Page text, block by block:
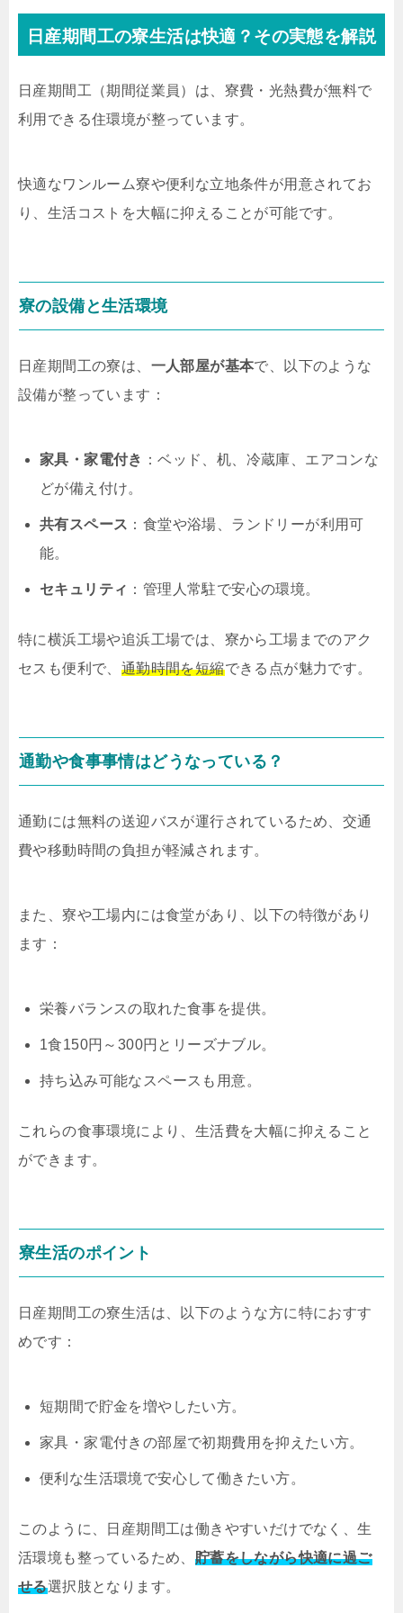
日産期間工の寮生活は快適？その実態を解説
日産期間工（期間従業員）は、寮費・光熱費が無料で
利用できる住環境が整っています。
快適なワンルーム寮や便利な立地条件が用意されてお
り、生活コストを大幅に抑えることが可能です。
寮の設備と生活環境
日産期間工の寮は、 一人部屋が基本で、以下のような
設備が整っています：
家具・家電付き ：ベッド、机、冷蔵庫、エアコンな
どが備え付け。
共有スペース ：食堂や浴場、ランドリーが利用可
能。
セキュリティ ：管理人常駐で安心の環境。
特に横浜工場や追浜工場では、寮から工場までのアク
セスも便利で、 通勤時間を短縮できる点が魅力です。
通勤や食事事情はどうなっている？
通勤には無料の送迎バスが運行されているため、交通
費や移動時間の負担が軽減されます。
また、寮や工場内には食堂があり、以下の特徴があり
ます：
栄養バランスの取れた食事を提供。
1食150円～300円とリーズナブル。
持ち込み可能なスペースも用意。
これらの食事環境により、生活費を大幅に抑えること
ができます。
寮生活のポイント
日産期間工の寮生活は、以下のような方に特におすす
めです：
短期間で貯金を増やしたい方。
家具・家電付きの部屋で初期費用を抑えたい方。
便利な生活環境で安心して働きたい方。
このように、日産期間工は働きやすいだけでなく、生
活環境も整っているため、 貯蓄をしながら快適に過ご
せる選択肢となります。